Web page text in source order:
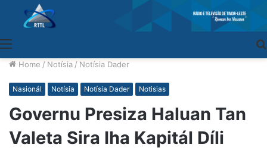
Home / Notísia / Notísia Dader
Nasionál Notísia Notísia Dader Notisias
Governu Presiza Haluan Tan
Valeta Sira Iha Kapitál Díli